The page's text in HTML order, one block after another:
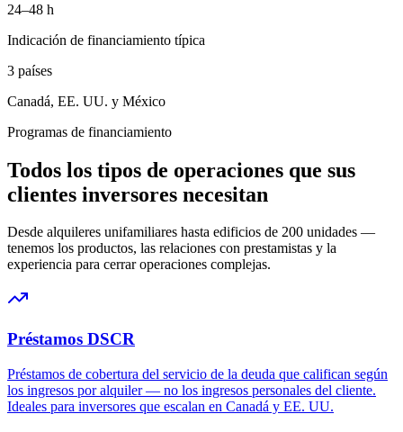
24–48 h
Indicación de financiamiento típica
3 países
Canadá, EE. UU. y México
Programas de financiamiento
Todos los tipos de operaciones que sus
clientes inversores necesitan
Desde alquileres unifamiliares hasta edificios de 200 unidades —
tenemos los productos, las relaciones con prestamistas y la
experiencia para cerrar operaciones complejas.
Préstamos DSCR
Préstamos de cobertura del servicio de la deuda que califican según
los ingresos por alquiler — no los ingresos personales del cliente.
Ideales para inversores que escalan en Canadá y EE. UU.